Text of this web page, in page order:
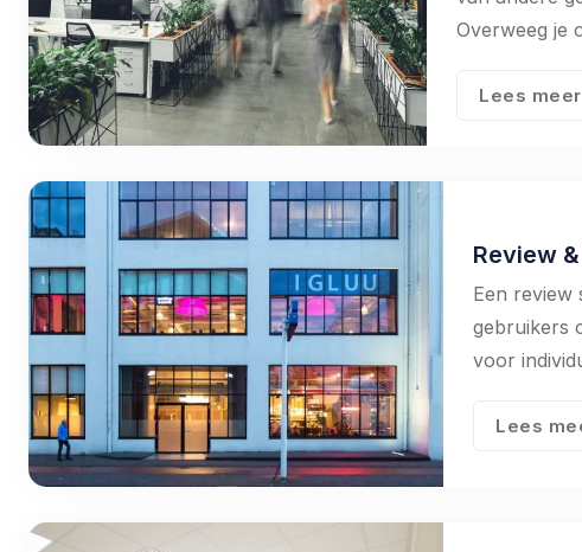
Overweeg je
Lees meer
Review
Een review
gebruikers
voor
Lees